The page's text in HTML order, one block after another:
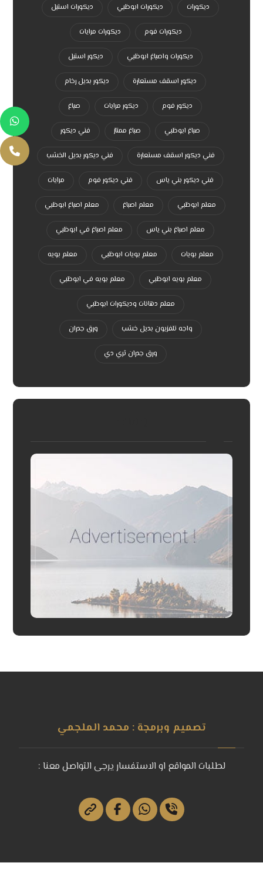
ديكورات ديكورات ابوظبي ديكورات استيل
ديكورات فوم ديكورات مرايات
ديكورات واصباغ ابوظبي ديكور استيل
ديكور اسقف مستعارة ديكور بديل رخام
ديكور فوم ديكور مرايات صباغ
صباغ ابوظبي صباغ ممتاز فني ديكور
فني ديكور اسقف مستعارة فني ديكور بديل الخشب
فني ديكور بني ياس فني ديكور فوم مرايات
معلم ابوظبي معلم اصباغ معلم اصباغ ابوظبي
معلم اصباغ بني ياس معلم اصباغ في ابوظبي
معلم بويات معلم بويات ابوظبي معلم بويه
معلم بويه ابوظبي معلم بويه في ابوظبي
معلم دهانات وديكورات ابوظبي
واجه تلفزيون بديل خشب ورق جدران
ورق جدران ثري دي
تصميم وبرمجة : محمد الملجمي
لطلبات المواقع او الاستفسار يرجى التواصل معنا :